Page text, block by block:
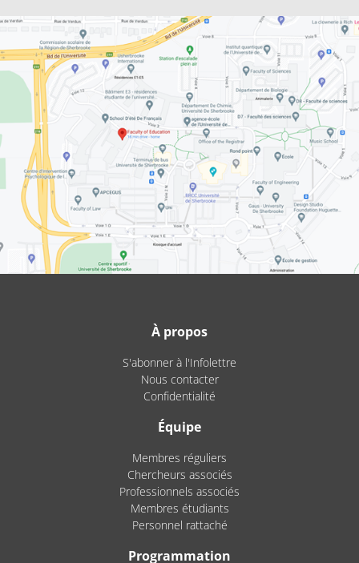
À propos
S'abonner à l'Infolettre
Nous contacter
Confidentialité
Équipe
Membres réguliers
Chercheurs associés
Professionnels associés
Membres étudiants
Personnel rattaché
Programmation